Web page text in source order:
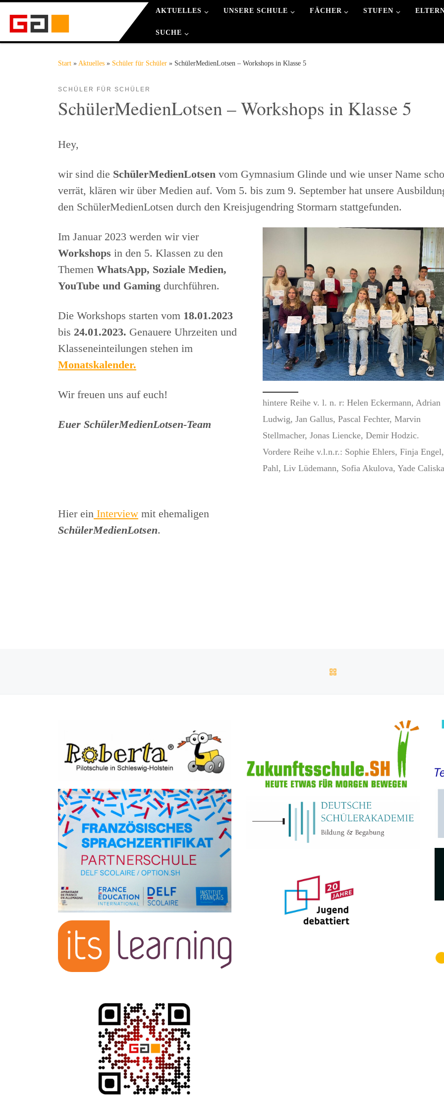
Zum Inhalt springen AKTUELLES UNSERE SCHULE FÄCHER STUFEN
SUCHE
Start » Aktuelles » Schüler für Schüler » Schüler­Medien­Lotsen – Workshops in Klasse 5
SCHÜLER FÜR SCHÜLER
Schüler­Medien­Lotsen – Workshops in Klasse 5
Hey,
wir sind die SchülerMedienLotsen vom Gymnasium Glinde und wie unser Name
verrät, klären wir über Medien auf. Vom 5. bis zum 9. September hat unsere
den SchülerMedienLotsen durch den Kreisjugendring Stormarn stattgefunden.
hintere Reihe v. l. n. r: Helen Eckermann, Adrian
Ludwig, Jan Gallus, Pascal Fechter, Marvin
Stellmacher, Jonas Liencke, Demir Hodzic.
Vordere Reihe v.l.n.r.: Sophie Ehlers, Finja
Pahl, Liv Lüdemann, Sofia Akulova, Yade
Im Januar 2023 werden wir vier
Workshops in den 5. Klassen zu den
Themen WhatsApp, Soziale Medien,
YouTube und Gaming durchführen.
Die Workshops starten vom 18.01.2023
bis 24.01.2023. Genauere Uhrzeiten und
Klasseneinteilungen stehen im
Monatskalender.
Wir freuen uns auf euch!
Euer SchülerMedienLotsen-Team
Hier ein Interview mit ehemaligen
SchülerMedienLotsen.